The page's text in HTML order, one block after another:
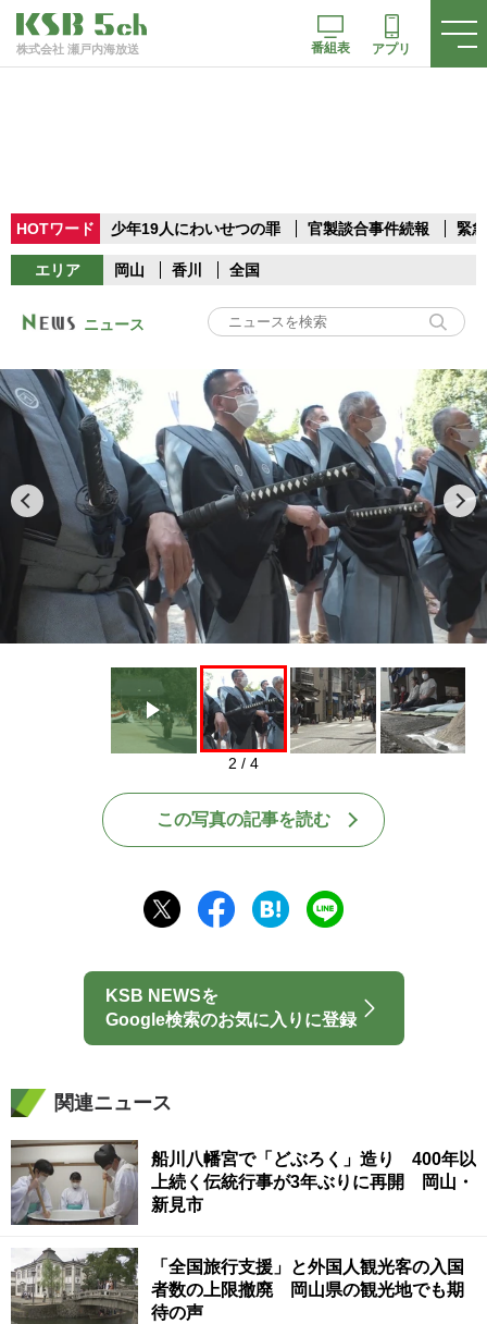
株式会社 瀬戸内海放送 番組表 アプリ
HOTワード 少年19人にわいせつの罪 官製談合事件続報 緊
エリア 岡山 香川 全国
ニュース
Play
2 / 4
この写真の記事を読む
KSB NEWSを
Google検索のお気に入りに登録
関連ニュース
船川八幡宮で「どぶろく」造り 400年以
上続く伝統行事が3年ぶりに再開 岡山・
新見市
「全国旅行支援」と外国人観光客の入国
者数の上限撤廃 岡山県の観光地でも期
待の声